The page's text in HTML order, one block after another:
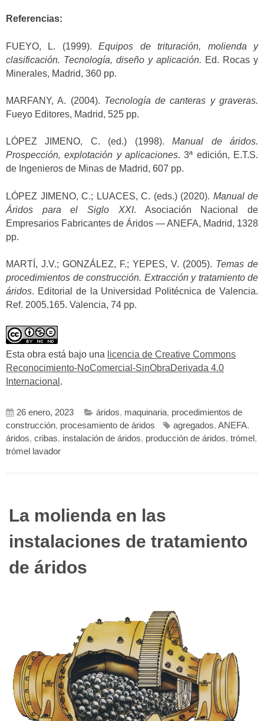
Referencias:
FUEYO, L. (1999).Equipos de trituración, molienda y
clasificación. Tecnología, diseño y aplicación. Ed. Rocas y
Minerales, Madrid, 360 pp.
MARFANY, A. (2004). Tecnología de canteras y graveras.
Fueyo Editores, Madrid, 525 pp.
LÓPEZ JIMENO, C. (ed.) (1998).Manual de áridos.
Prospección, explotación y aplicaciones. 3ª edición, E.T.S.
de Ingenieros de Minas de Madrid, 607 pp.
LÓPEZ JIMENO, C.; LUACES, C. (eds.) (2020). Manual de
Áridos para el Siglo XXI. Asociación Nacional de
Empresarios Fabricantes de Áridos — ANEFA, Madrid, 1328
pp.
MARTÍ, J.V.; GONZÁLEZ, F.; YEPES, V. (2005). Temas de
procedimientos de construcción. Extracción y tratamiento de
áridos. Editorial de la Universidad Politécnica de Valencia.
Ref. 2005.165. Valencia, 74 pp.
Esta obra está bajo una licencia de Creative Commons
Reconocimiento-NoComercial-SinObraDerivada 4.0
Internacional .
26 enero, 2023 áridos, maquinaria, procedimientos de
construcción, procesamiento de áridos agregados, ANEFA,
áridos, cribas, instalación de áridos, producción de áridos, trómel ,
trómel lavador
La molienda en las
instalaciones de tratamiento
de áridos